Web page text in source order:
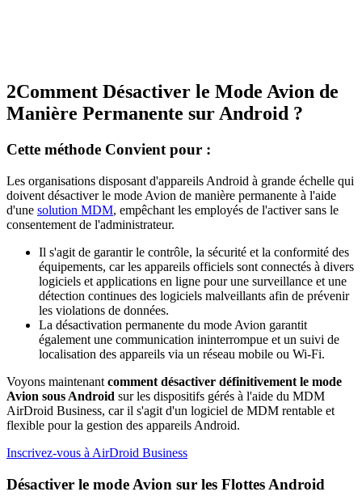
2Comment Désactiver le Mode Avion de
Manière Permanente sur Android ?
Cette méthode Convient pour :
Les organisations disposant d'appareils Android à grande échelle qui
doivent désactiver le mode Avion de manière permanente à l'aide
d'une solution MDM, empêchant les employés de l'activer sans le
consentement de l'administrateur.
Il s'agit de garantir le contrôle, la sécurité et la conformité des
équipements, car les appareils officiels sont connectés à divers
logiciels et applications en ligne pour une surveillance et une
détection continues des logiciels malveillants afin de prévenir
les violations de données.
La désactivation permanente du mode Avion garantit
également une communication ininterrompue et un suivi de
localisation des appareils via un réseau mobile ou Wi-Fi.
Voyons maintenant comment désactiver définitivement le mode
Avion sous Android sur les dispositifs gérés à l'aide du MDM
AirDroid Business, car il s'agit d'un logiciel de MDM rentable et
flexible pour la gestion des appareils Android.
Inscrivez-vous à AirDroid Business
Désactiver le mode Avion sur les Flottes Android